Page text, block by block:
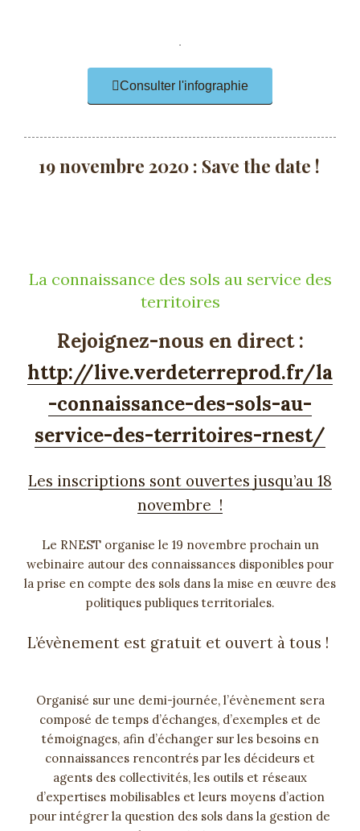
.
Consulter l'infographie
19 novembre 2020 : Save the date !
La connaissance des sols au service des
territoires
Rejoignez-nous en direct :
http://live.verdeterreprod.fr/la
-connaissance-des-sols-au-
service-des-territoires-rnest/
Les inscriptions sont ouvertes jusqu’au 18
novembre !
Le RNEST organise le 19 novembre prochain un
webinaire autour des connaissances disponibles pour
la prise en compte des sols dans la mise en œuvre des
politiques publiques territoriales.
L’évènement est gratuit et ouvert à tous !
Organisé sur une demi-journée, l’évènement sera
composé de temps d’échanges, d’exemples et de
témoignages, afin d’échanger sur les besoins en
connaissances rencontrés par les décideurs et
agents des collectivités, les outils et réseaux
d’expertises mobilisables et leurs moyens d’action
pour intégrer la question des sols dans la gestion de